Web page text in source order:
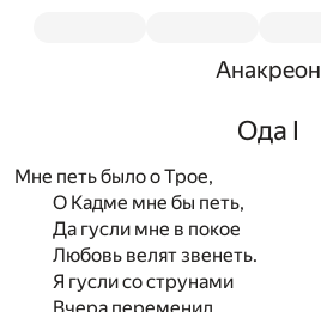
Анакреон
Ода I
Мне петь было о Трое,
О Кадме мне бы петь,
Да гусли мне в покое
Любовь велят звенеть.
Я гусли со струнами
Вчера переменил